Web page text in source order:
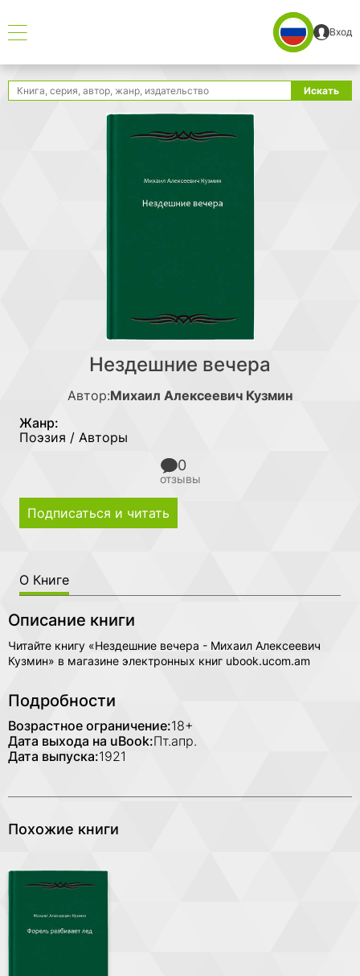
Вход
Поиск Искать
Нездешние вечера
Автор:Михаил Алексеевич Кузмин
Жанр:
Поэзия / Авторы
0
отзывы
Подписаться и читать
О Книге
Описание книги
Читайте книгу «Нездешние вечера - Михаил Алексеевич
Кузмин» в магазине электронных книг ubook.ucom.am
Подробности
Возрастное ограничение:18+
Дата выхода на uBook:Пт.апр.
Дата выпуска:1921
Похожие книги